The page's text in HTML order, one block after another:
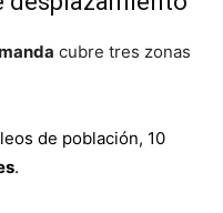
cubre tres zonas
de población, 10
.